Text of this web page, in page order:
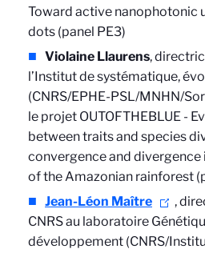
Toward active nanophotonic
dots (panel PE3)
Violaine Llaurens,
l’Institut de systématique,
(CNRS/EPHE-PSL/MNHN/
le projet OUTOFTHEBLUE -
between traits and species
convergence and
of the Amazonian rainforest
Jean-Léon Maître
,
CNRS au laboratoire
développement (CNRS/